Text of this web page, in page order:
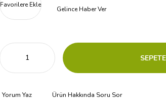
Favorilere Ekle
Gelince Haber Ver
Yorum Yaz Ürün Hakkında Soru Sor